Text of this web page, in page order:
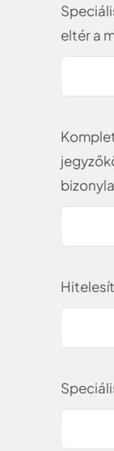
eltér a